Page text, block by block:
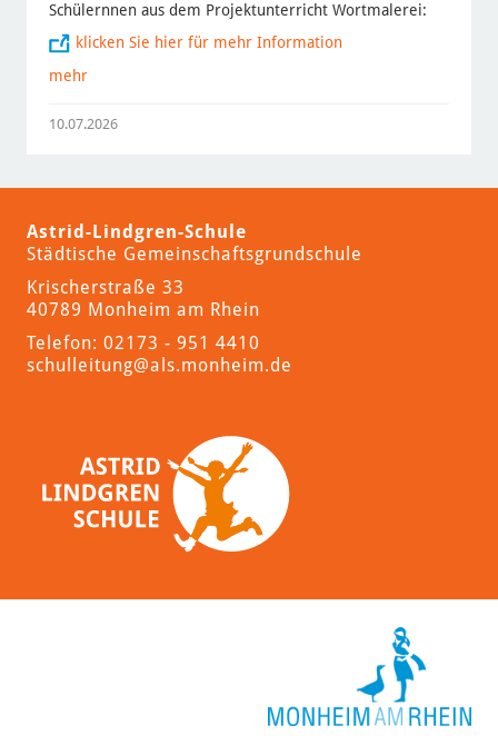
Schülernnen aus dem Projektunterricht Wortmalerei:
klicken Sie hier für mehr Information
mehr
10.07.2026
Astrid-Lindgren-Schule
Städtische Gemeinschaftsgrundschule
Krischerstraße 33
40789 Monheim am Rhein
Telefon: 02173 - 951 4410
schulleitung@als.monheim.de